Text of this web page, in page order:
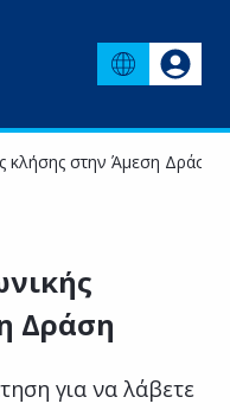
κλήσης στην Άμεση Δράση
Δράση
για να λάβετε